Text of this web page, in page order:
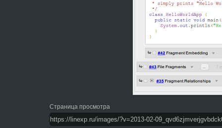
Страница просмотра